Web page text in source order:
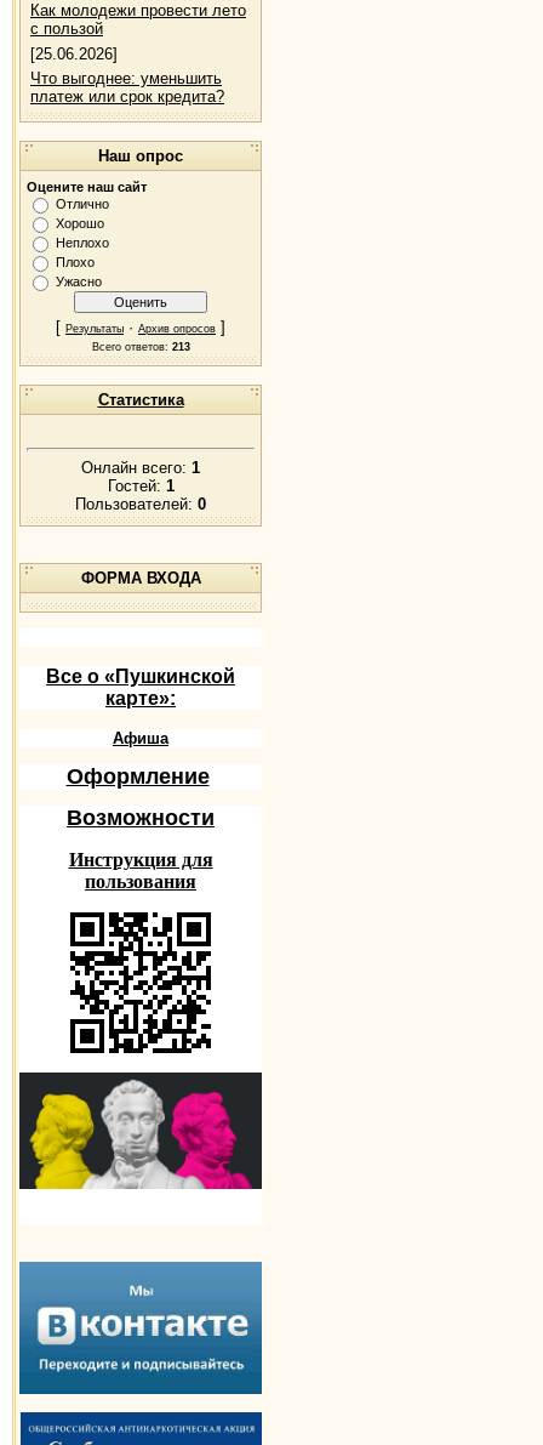
Как молодежи провести лето
с пользой
[25.06.2026]
Что выгоднее: уменьшить
платеж или срок кредита?
Наш опрос
Оцените наш сайт
Отлично
Хорошо
Неплохо
Плохо
Ужасно
[ Результаты · Архив опросов ]
Всего ответов: 213
Статистика
Онлайн всего: 1
Гостей: 1
Пользователей: 0
ФОРМА ВХОДА
Все о «Пушкинской
карте»:
Афиша
Оформление
Возможности
Инструкция для
пользования